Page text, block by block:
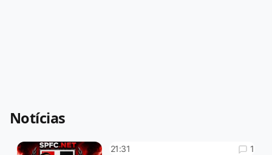
Notícias
21:31 1